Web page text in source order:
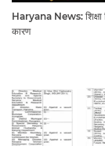
Haryana News: शिक्षा
कारण